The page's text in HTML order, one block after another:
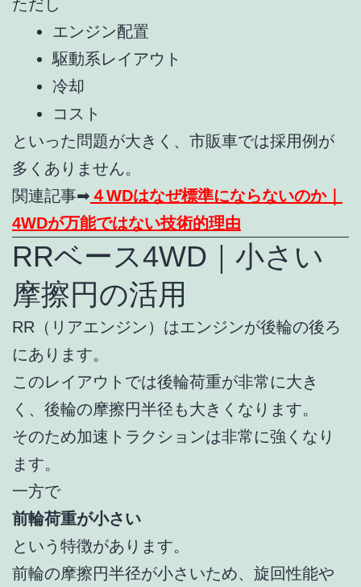
ただし
エンジン配置
駆動系レイアウト
冷却
コスト
といった問題が大きく、市販車では採用例が
多くありません。
関連記事➡ ４WDはなぜ標準にならないのか｜
4WDが万能ではない技術的理由
RRベース4WD｜小さい
摩擦円の活用
RR（リアエンジン）はエンジンが後輪の後ろ
にあります。
このレイアウトでは後輪荷重が非常に大き
く、後輪の摩擦円半径も大きくなります。
そのため加速トラクションは非常に強くなり
ます。
一方で
前輪荷重が小さい
という特徴があります。
前輪の摩擦円半径が小さいため、旋回性能や